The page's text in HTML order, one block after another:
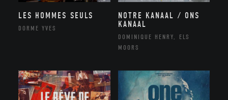
LES HOMMES SEULS
DORME YVES
NOTRE KANAAL / ONS
KANAAL
DOMINIQUE HENRY, ELS
MOORS